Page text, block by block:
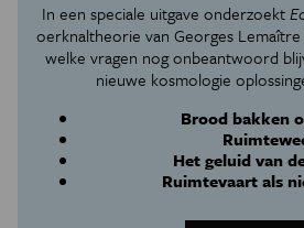
In een speciale uitgave onderzoekt
oerknaltheorie van Georges
welke vragen nog onbeantwoord
nieuwe kosmologie
Brood bakken
Het geluid van
Ruimtevaart als